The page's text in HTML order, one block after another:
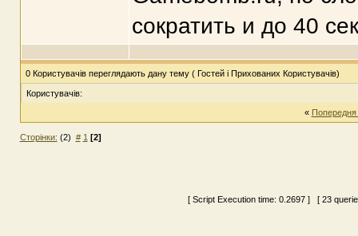
сократить и до 40
0 Користувачів переглядають дану тему ( Гостей і Прихованих Користувачів)
Користувачів:
«
Сторінки: (2) # 1 [2]
[ Script Execution time: 0.2697 ] [ 23